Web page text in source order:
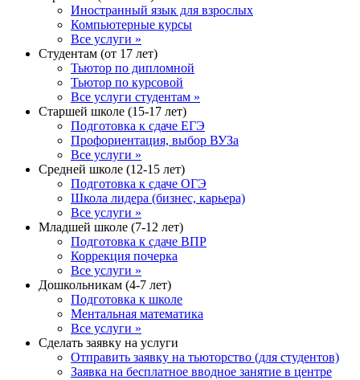
Иностранный язык для взрослых
Компьютерные курсы
Все услуги »
Студентам (от 17 лет)
Тьютор по дипломной
Тьютор по курсовой
Все услуги студентам »
Старшей школе (15-17 лет)
Подготовка к сдаче ЕГЭ
Профориентация, выбор ВУЗа
Все услуги »
Средней школе (12-15 лет)
Подготовка к сдаче ОГЭ
Школа лидера (бизнес, карьера)
Все услуги »
Младшей школе (7-12 лет)
Подготовка к сдаче ВПР
Коррекция почерка
Все услуги »
Дошкольникам (4-7 лет)
Подготовка к школе
Ментальная математика
Все услуги »
Сделать заявку на услуги
Отправить заявку на тьюторство (для студентов)
Заявка на бесплатное вводное занятие в центре